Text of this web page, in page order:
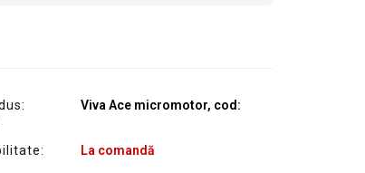
Viva Ace micromotor, cod:
La comandă